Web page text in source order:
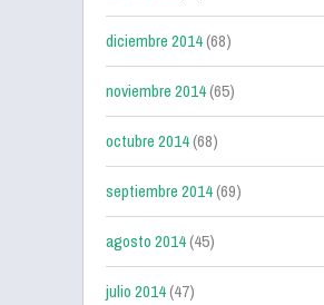
diciembre 2014(68)
noviembre 2014(65)
octubre 2014(68)
septiembre 2014(69)
agosto 2014(45)
julio 2014(47)